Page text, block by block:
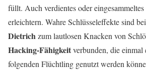
füllt. Auch verdientes oder
erleichtern. Wahre Schlüsseleffekte sind
Dietrichzum lautlosen Knacken von
Hacking-Fähigkeitverbunden, die
folgenden Flüchtling genutzt werden